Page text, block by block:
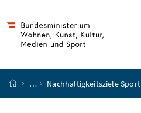
Startseite
… Nachhaltigkeitsziele Sport